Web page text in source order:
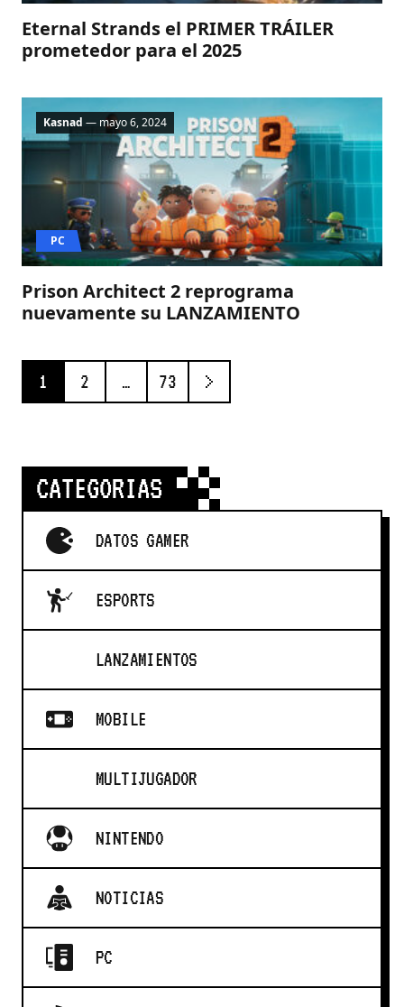
Eternal Strands el PRIMER TRÁILER
prometedor para el 2025
Prison Architect 2 reprograma
nuevamente su LANZAMIENTO
PC
Kasnad — mayo 6, 2024
1 2 … 73siguiente
CATEGORIAS
DATOS GAMER
ESPORTS
LANZAMIENTOS
MOBILE
MULTIJUGADOR
NINTENDO
NOTICIAS
PC